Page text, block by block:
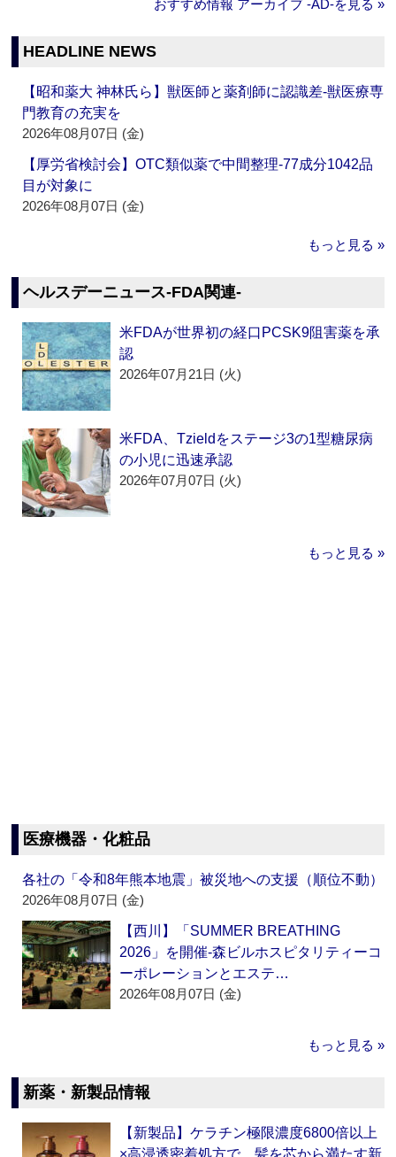
おすすめ情報 アーカイブ ‐AD‐を見る »
HEADLINE NEWS
【昭和薬大 神林氏ら】獣医師と薬剤師に認識差‐獣医療専
門教育の充実を
2026年08月07日 (金)
【厚労省検討会】OTC類似薬で中間整理‐77成分1042品
目が対象に
2026年08月07日 (金)
もっと見る »
ヘルスデーニュース‐FDA関連‐
米FDAが世界初の経口PCSK9阻害薬を承
認
2026年07月21日 (火)
米FDA、Tzieldをステージ3の1型糖尿病
の小児に迅速承認
2026年07月07日 (火)
もっと見る »
医療機器・化粧品
各社の「令和8年熊本地震」被災地への支援（順位不動）
2026年08月07日 (金)
【西川】「SUMMER BREATHING
2026」を開催‐森ビルホスピタリティーコ
ーポレーションとエステ…
2026年08月07日 (金)
もっと見る »
新薬・新製品情報
【新製品】ケラチン極限濃度6800倍以上